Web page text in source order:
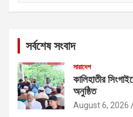
সর্বশেষ সংবাদ
সারাদেশ
কালিহাতীর
অনুষ্ঠিত
August 6, 2026